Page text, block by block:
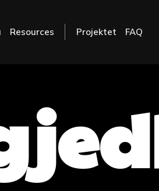
Resources Projektet FAQ